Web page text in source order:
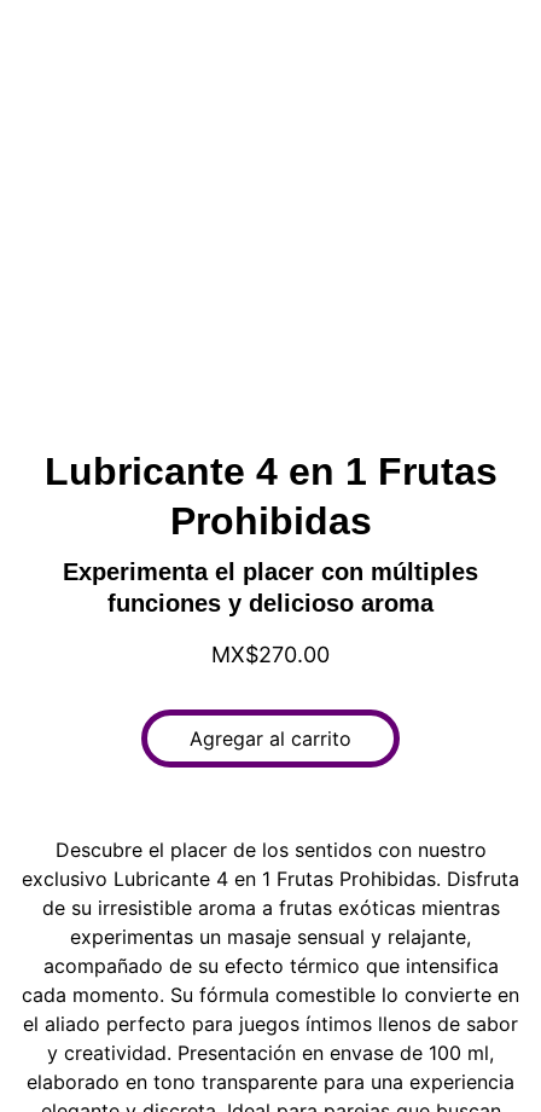
Lubricante 4 en 1 Frutas
Prohibidas
Experimenta el placer con múltiples
funciones y delicioso aroma
MX$270.00
Agregar al carrito
Descubre el placer de los sentidos con nuestro
exclusivo Lubricante 4 en 1 Frutas Prohibidas. Disfruta
de su irresistible aroma a frutas exóticas mientras
experimentas un masaje sensual y relajante,
acompañado de su efecto térmico que intensifica
cada momento. Su fórmula comestible lo convierte en
el aliado perfecto para juegos íntimos llenos de sabor
y creatividad. Presentación en envase de 100 ml,
elaborado en tono transparente para una experiencia